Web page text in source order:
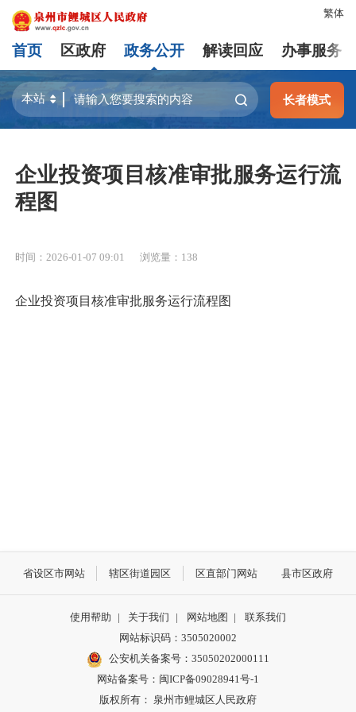
繁体
首页 区政府 政务公开 解读回应 办事服务
长者模式
企业投资项目核准审批服务运行流
程图
时间：2026-01-07 09:01 浏览量： 138
企业投资项目核准审批服务运行流程图
省设区市网站 辖区街道园区 区直部门网站 县市区政府
使用帮助 | 关于我们 | 网站地图 |
联系我们
网站标识码：3505020002
公安机关备案号：35050202000111
网站备案号：闽ICP备09028941号-1
版权所有： 泉州市鲤城区人民政府